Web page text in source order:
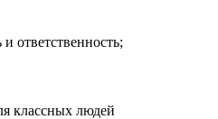
ответственность;
классных людей